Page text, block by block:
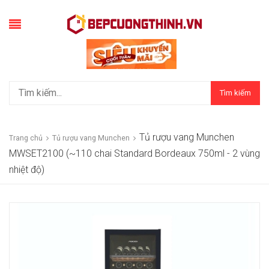
Tìm kiếm
Trang chủ Tủ rượu vang Munchen
Tủ rượu vang Munchen
MWSET2100 (~110 chai Standard Bordeaux 750ml - 2 vùng
nhiệt độ)